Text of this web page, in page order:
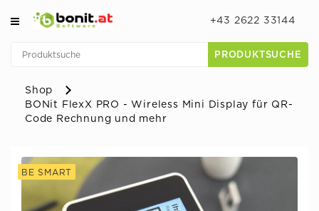
+43 2622 33144
PRODUKTSUCHE
Shop
BONit FlexX PRO - Wireless Mini Display für QR-
Code Rechnung und mehr
BE SMART